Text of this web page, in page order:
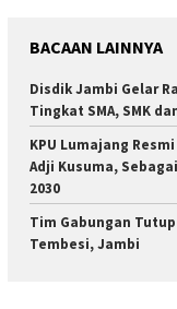
BACAAN LAINNYA
Disdik Jambi Gelar
Tingkat SMA, SMK
KPU Lumajang
Adji Kusuma,
2030
Tim Gabungan
Tembesi, Jambi